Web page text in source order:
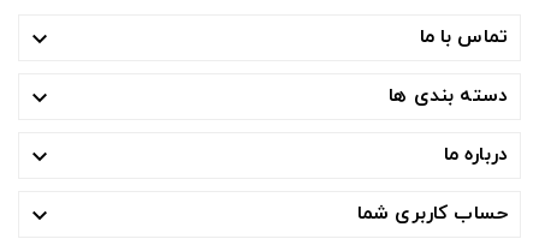
تماس با ما 
دسته بندی ها 
درباره ما 
حساب کاربری شما 